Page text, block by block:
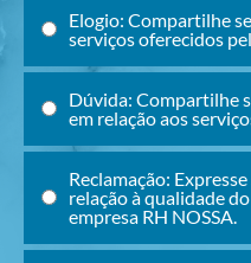
Elogio: Compartilhe
serviços oferecidos
Dúvida: Compartilhe
em relação aos
Reclamação:
relação à qualidade
empresa RH NOSSA.